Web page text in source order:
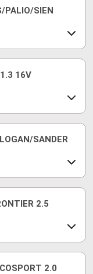
PALIO/SIEN
16V
SANDER
2.5
2.0